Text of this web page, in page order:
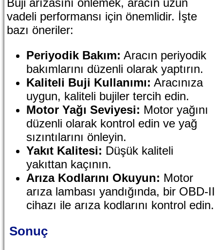
vadeli performansı için önemlidir. İşte
bazı öneriler:
Periyodik Bakım: Aracın periyodik
bakımlarını düzenli olarak yaptırın.
Kaliteli Buji Kullanımı: Aracınıza
uygun, kaliteli bujiler tercih edin.
Motor Yağı Seviyesi: Motor yağını
düzenli olarak kontrol edin ve yağ
sızıntılarını önleyin.
Yakıt Kalitesi: Düşük kaliteli
yakıttan kaçının.
Arıza Kodlarını Okuyun: Motor
arıza lambası yandığında, bir OBD-II
cihazı ile arıza kodlarını kontrol edin.
Sonuç